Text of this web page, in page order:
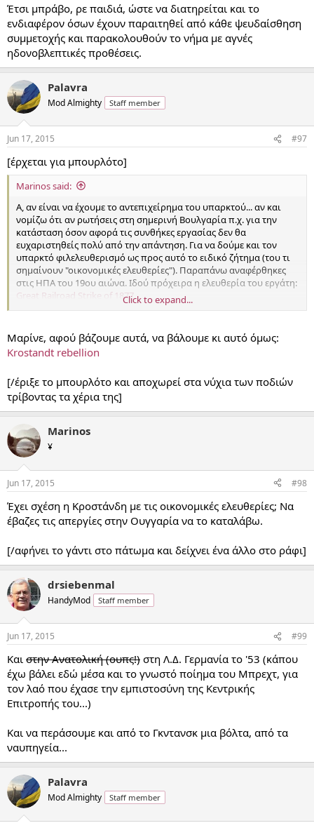
Έτσι μπράβο, ρε παιδιά, ώστε να διατηρείται και το
ενδιαφέρον όσων έχουν παραιτηθεί από κάθε ψευδαίσθηση
συμμετοχής και παρακολουθούν το νήμα με αγνές
ηδονοβλεπτικές προθέσεις.
Palavra
Mod Almighty Staff member
Jun 17, 2015 #97
[έρχεται για μπουρλότο]
Marinos said:
Α, αν είναι να έχουμε το αντεπιχείρημα του υπαρκτού... αν και
νομίζω ότι αν ρωτήσεις στη σημερινή Βουλγαρία π.χ. για την
κατάσταση όσον αφορά τις συνθήκες εργασίας δεν θα
ευχαριστηθείς πολύ από την απάντηση. Για να δούμε και τον
υπαρκτό φιλελευθερισμό ως προς αυτό το ειδικό ζήτημα (του τι
σημαίνουν "οικονομικές ελευθερίες"). Παραπάνω αναφέρθηκες
στις ΗΠΑ του 19ου αιώνα. Ιδού πρόχειρα η ελευθερία του εργάτη:
Great Railroad Strike of 1877
Haymarket (1886)
Thibodaux Massacre (1887)
Morewood massacre (1891)
Coeur d'Alene, Idaho labor strike of 1892
Lattimer massacre (1897)
Click to expand...
Μαρίνε, αφού βάζουμε αυτά, να βάλουμε κι αυτό όμως:
Krostandt rebellion
[/έριξε το μπουρλότο και αποχωρεί στα νύχια των ποδιών
τρίβοντας τα χέρια της]
Marinos
¥
Jun 17, 2015 #98
Έχει σχέση η Κροστάνδη με τις οικονομικές ελευθερίες; Να
έβαζες τις απεργίες στην Ουγγαρία να το καταλάβω.
[/αφήνει το γάντι στο πάτωμα και δείχνει ένα άλλο στο ράφι]
drsiebenmal
HandyMod Staff member
Jun 17, 2015 #99
Και στην Ανατολική (ουπς!) στη Λ.Δ. Γερμανία το '53 (κάπου
έχω βάλει εδώ μέσα και το γνωστό ποίημα του Μπρεχτ, για
τον λαό που έχασε την εμπιστοσύνη της Κεντρικής
Επιτροπής του...)
Και να περάσουμε και από το Γκντανσκ μια βόλτα, από τα
ναυπηγεία...
Palavra
Mod Almighty Staff member